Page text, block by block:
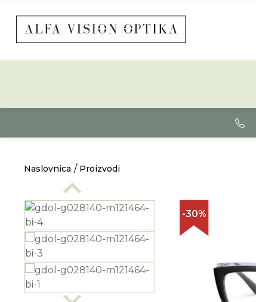
Naslovnica Proizvodi
-30%